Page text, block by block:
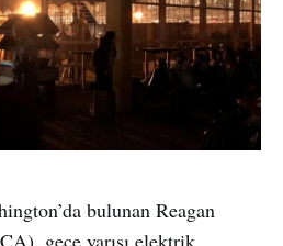
bulunan Reagan
gece yarısı elektrik